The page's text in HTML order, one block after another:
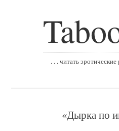
. . . читать
«Дырка по